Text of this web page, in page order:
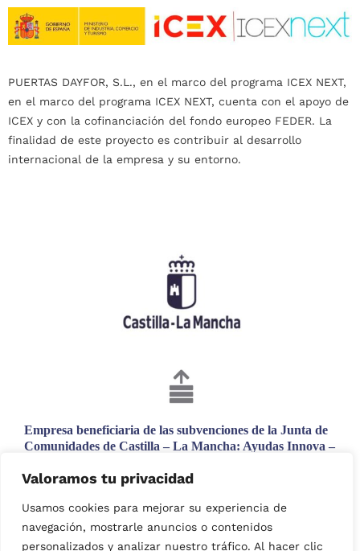
Valoramos tu privacidad
Usamos cookies para mejorar su experiencia de
navegación, mostrarle anuncios o contenidos
personalizados y analizar nuestro tráfico. Al hacer clic
PUERTAS DAYFOR, S.L., en el marco del programa ICEX NEXT,
en el marco del programa ICEX NEXT, cuenta con el apoyo de
ICEX y con la cofinanciación del fondo europeo FEDER. La
finalidad de este proyecto es contribuir al desarrollo
internacional de la empresa y su entorno.
Empresa beneficiaria de las subvenciones de la Junta de
Comunidades de Castilla – La Mancha: Ayudas Innova –
cofinanciada en un 80 % por el Fondo Europeo de
N.º de expediente: 13/23/IN/024